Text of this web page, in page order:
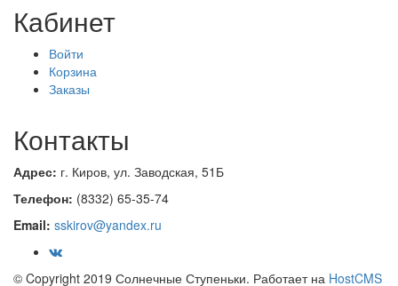
Кабинет
Войти
Корзина
Заказы
Контакты
Адрес: г. Киров, ул. Заводская, 51Б
Телефон: (8332) 65-35-74
Email: sskirov@yandex.ru
© Copyright 2019 Солнечные Ступеньки. Работает на HostCMS